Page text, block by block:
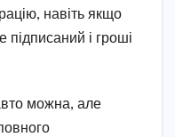
навіть якщо
підписаний і гроші
можна, але